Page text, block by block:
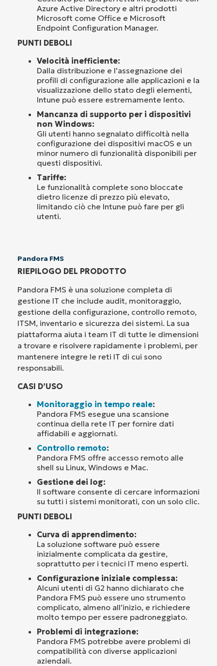
Azure Active Directory e altri prodotti
Microsoft come Office e Microsoft
Endpoint Configuration Manager.
PUNTI DEBOLI
Velocità inefficiente:
Dalla distribuzione e l’assegnazione dei
profili di configurazione alle applicazioni e la
visualizzazione dello stato degli elementi,
Intune può essere estremamente lento.
Mancanza di supporto per i dispositivi
non Windows:
Gli utenti hanno segnalato difficoltà nella
configurazione dei dispositivi macOS e un
minor numero di funzionalità disponibili per
questi dispositivi.
Tariffe:
Le funzionalità complete sono bloccate
dietro licenze di prezzo più elevato,
limitando ciò che Intune può fare per gli
utenti.
Pandora FMS
RIEPILOGO DEL PRODOTTO
Pandora FMS è una soluzione completa di
gestione IT che include audit, monitoraggio,
gestione della configurazione, controllo remoto,
ITSM, inventario e sicurezza dei sistemi. La sua
piattaforma aiuta i team IT di tutte le dimensioni
a trovare e risolvere rapidamente i problemi, per
mantenere integre le reti IT di cui sono
responsabili.
CASI D’USO
Monitoraggio in tempo reale:
Pandora FMS esegue una scansione
continua della rete IT per fornire dati
affidabili e aggiornati.
Controllo remoto:
Pandora FMS offre accesso remoto alle
shell su Linux, Windows e Mac.
Gestione dei log:
Il software consente di cercare informazioni
su tutti i sistemi monitorati, con un solo clic.
PUNTI DEBOLI
Curva di apprendimento:
La soluzione software può essere
inizialmente complicata da gestire,
soprattutto per i tecnici IT meno esperti.
Configurazione iniziale complessa:
Alcuni utenti di G2 hanno dichiarato che
Pandora FMS può essere uno strumento
complicato, almeno all’inizio, e richiedere
molto tempo per essere padroneggiato.
Problemi di integrazione:
Pandora FMS potrebbe avere problemi di
compatibilità con diverse applicazioni
aziendali.